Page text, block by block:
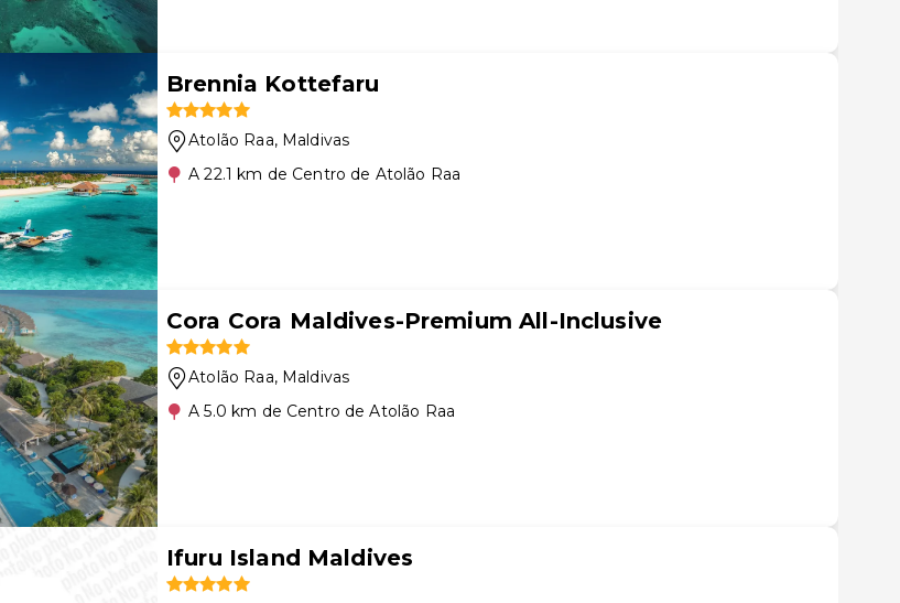
Brennia Kottefaru
Atolão Raa, Maldivas
A 22.1 km de Centro de Atolão Raa
Cora Cora Maldives-Premium All-Inclusive
Atolão Raa, Maldivas
A 5.0 km de Centro de Atolão Raa
Ifuru Island Maldives